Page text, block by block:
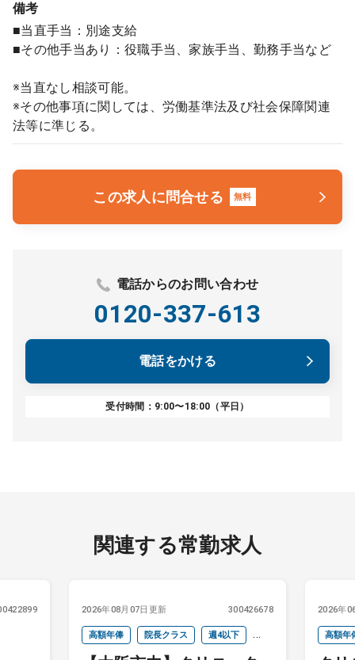
備考
■当直手当：別途支給
■その他手当あり：役職手当、家族手当、勤務手当など
※当直なし相談可能。
※その他事項に関しては、労働基準法及び社会保障関連
法等に準じる。
この求人に問合せる 無料
電話からのお問い合わせ
0120-337-613
電話をかける
受付時間：9:00〜18:00（平日）
関連する常勤求人
2026年08月07日更新 300426678
高額年俸 院長クラス 週4以下
2026年
高額年